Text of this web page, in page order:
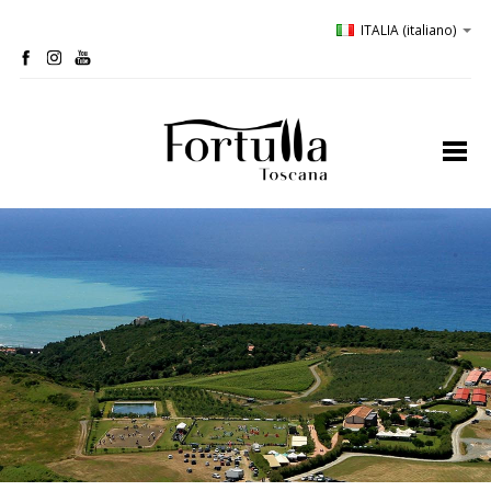
ITALIA (italiano)
profilo
bio-cantina
oliveta
ospitalità
degustazioni
comunicazione